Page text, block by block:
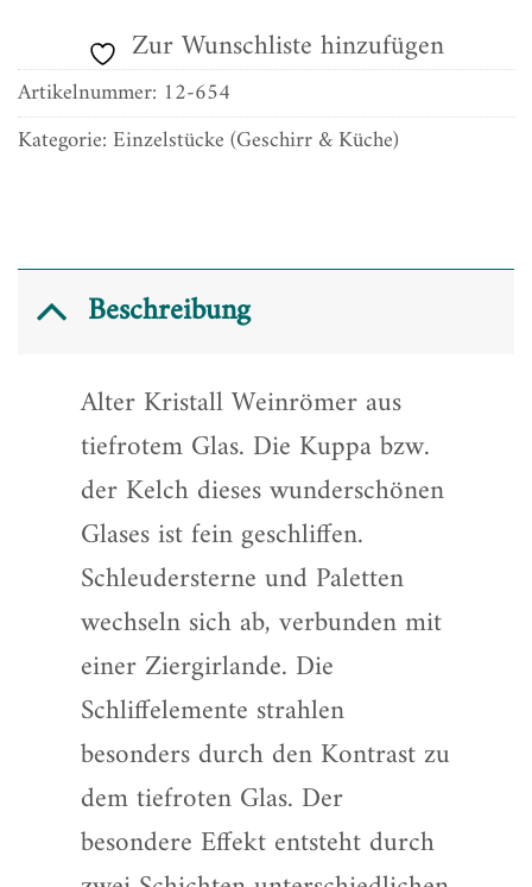
Zur Wunschliste hinzufügen
Artikelnummer: 12-654
Kategorie: Einzelstücke (Geschirr & Küche)
Beschreibung
Alter Kristall Weinrömer aus
tiefrotem Glas. Die Kuppa bzw.
der Kelch dieses wunderschönen
Glases ist fein geschliffen.
Schleudersterne und Paletten
wechseln sich ab, verbunden mit
einer Ziergirlande. Die
Schliffelemente strahlen
besonders durch den Kontrast zu
dem tiefroten Glas. Der
besondere Effekt entsteht durch